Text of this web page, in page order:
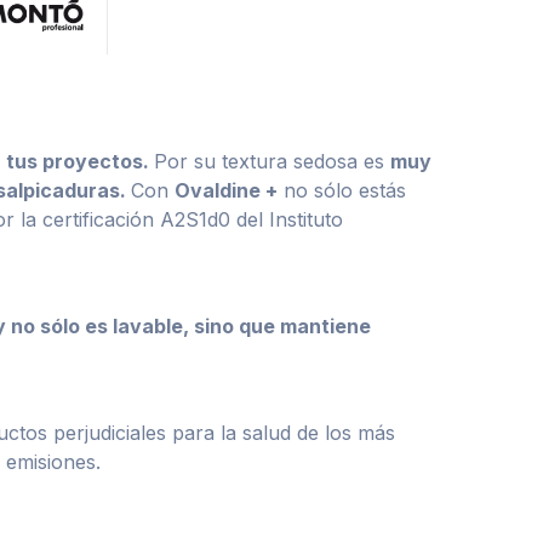
tus proyectos. Por su textura sedosa es muy
Con Ovaldine + no sólo estás
la certificación A2S1d0 del Instituto
no sólo es lavable, sino que mantiene
perjudiciales para la salud de los más